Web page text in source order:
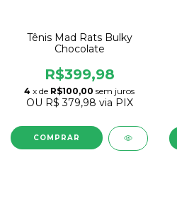
Tênis Mad Rats Bulky
Chocolate
R$399,98
4 x de R$100,00 sem juros
OU R$ 379,98 via PIX
COMPRAR